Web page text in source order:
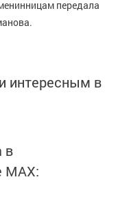
передала
интересным в
в
MАХ: